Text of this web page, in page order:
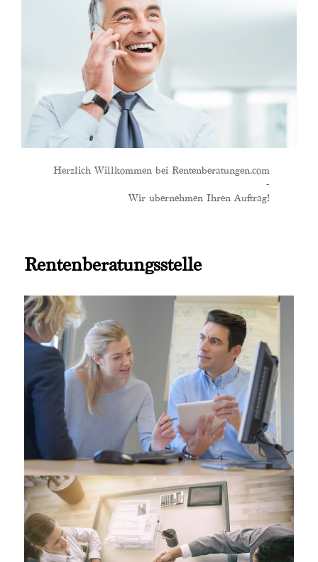
Herzlich Willkommen bei Rentenberatungen.com
-
Wir übernehmen Ihren Auftrag!
Rentenberatungsstelle